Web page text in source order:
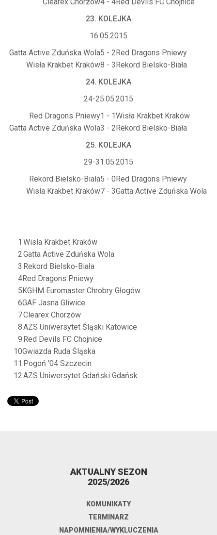
23. KOLEJKA
16.05.2015
Gatta Active Zduńska Wola5 - 2Red Dragons Pniewy
Wisła Krakbet Kraków8 - 3Rekord Bielsko-Biała
24. KOLEJKA
24-25.05.2015
Red Dragons Pniewy1 - 1Wisła Krakbet Kraków
Gatta Active Zduńska Wola3 - 2Rekord Bielsko-Biała
25. KOLEJKA
29-31.05.2015
Rekord Bielsko-Biała5 - 0Red Dragons Pniewy
Wisła Krakbet Kraków7 - 3Gatta Active Zduńska Wola
1 Wisła Krakbet Kraków
2Gatta Active Zduńska Wola
3 Rekord Bielsko-Biała
4Red Dragons Pniewy
5KGHM Euromaster Chrobry Głogów
6GAF Jasna Gliwice
7Clearex Chorzów
8AZS Uniwersytet Śląski Katowice
9 Red Devils FC Chojnice
10Gwiazda Ruda Śląska
11 Pogoń '04 Szczecin
12AZS Uniwersytet Gdański Gdańsk
AKTUALNY SEZON
2025/2026
KOMUNIKATY
TERMINARZ
NAPOMNIENIA/WYKLUCZENIA